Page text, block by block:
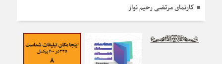
کارنمای مرتضی رحیم نواز